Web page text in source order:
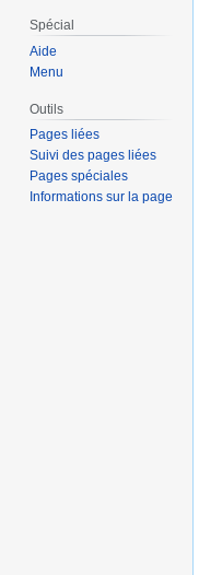
Spécial
Aide
Menu
Outils
Pages liées
Suivi des pages liées
Pages spéciales
Informations sur la page